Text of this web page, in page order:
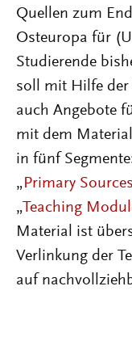
Quellen zum
Osteuropa für
Studierende
soll mit Hilfe der
auch Angebote
mit dem
in fünf
„ Primary Sources
„Teaching
Material ist
Verlinkung der
auf